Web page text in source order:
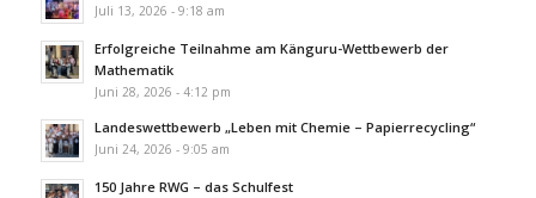
Juli 13, 2026 - 9:18 am
Erfolgreiche Teilnahme am Känguru-Wettbewerb der
Mathematik
Juni 28, 2026 - 4:12 pm
Landeswettbewerb „Leben mit Chemie – Papierrecycling“
Juni 24, 2026 - 9:05 am
150 Jahre RWG – das Schulfest